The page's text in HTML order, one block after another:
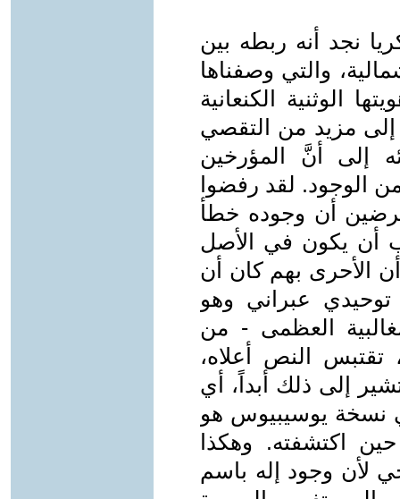
نجد أنه ربطه بين
والتي وصفناها
الوثنية الكنعانية
إلى مزيد من التقصي
إلى أنَّ المؤرخين
الوجود. لقد رفضوا
أن وجوده خطأ
أن يكون في الأصل
الأحرى بهم كان أن
عبراني وهو
العظمى - من
تقتبس النص أعلاه،
إلى ذلك أبداً، أي
نسخة يوسيبيوس هو
اكتشفته. وهكذا
لأن وجود إله باسم